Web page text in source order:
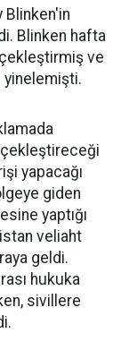
Blinken'in
Blinken hafta
ve
yinelemişti.
yapacağı
giden
yaptığı
veliaht
geldi.
hukuka
sivillere